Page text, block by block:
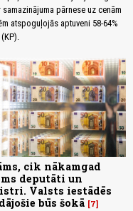
pārnese uz cenām
atspoguļojās aptuveni 58-64%
cik nākamgad
deputāti un
Valsts iestādēs
būs šokā
7